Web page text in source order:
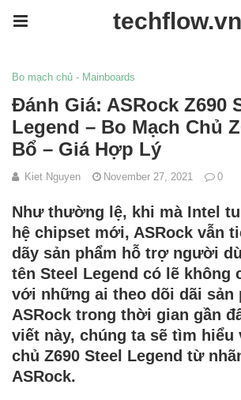
techflow.vn
Bo mạch chủ - Mainboards
Đánh Giá: ASRock Z690
Legend – Bo Mạch Chủ
Bổ – Giá Hợp Lý
Kiet Nguyen November 27, 2021 0
Như thường lệ, khi mà Intel
hệ chipset mới, ASRock vẫn
dãy sản phẩm hỗ trợ người
tên Steel Legend có lẽ không
với những ai theo dõi dãi sản
ASRock trong thời gian gần
viết này, chúng ta sẽ tìm hiểu
chủ Z690 Steel Legend từ
ASRock.